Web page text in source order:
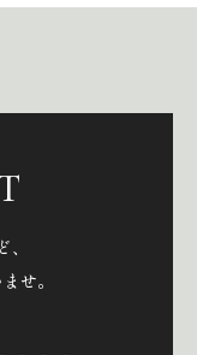
せ。